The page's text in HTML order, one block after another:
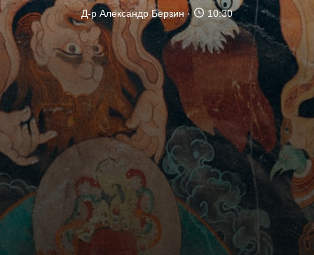
Д-р Александр Берзин 10:30